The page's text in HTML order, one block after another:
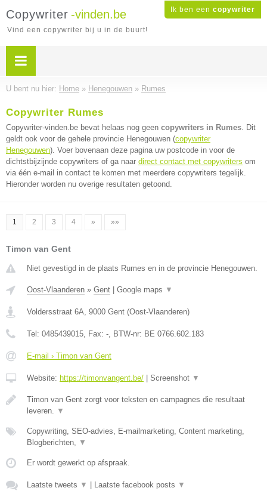
Ik ben een copywriter
Copywriter -vinden.be
Vind een copywriter bij u in de buurt!
U bent nu hier: Home » Henegouwen » Rumes
Copywriter Rumes
Copywriter-vinden.be bevat helaas nog geen copywriters in Rumes. Dit
geldt ook voor de gehele provincie Henegouwen (copywriter
Henegouwen). Voer bovenaan deze pagina uw postcode in voor de
dichtstbijzijnde copywriters of ga naar direct contact met copywriters om
via één e-mail in contact te komen met meerdere copywriters tegelijk.
Hieronder worden nu overige resultaten getoond.
1 2 3 4 » »»
Timon van Gent
Niet gevestigd in de plaats Rumes en in de provincie Henegouwen.
Oost-Vlaanderen » Gent Google maps ▼
Voldersstraat 6A, 9000 Gent (Oost-Vlaanderen)
Tel: 0485439015, Fax: -, BTW-nr: BE 0766.602.183
E-mail › Timon van Gent
Website: https://timonvangent.be/ Screenshot ▼
Timon van Gent zorgt voor teksten en campagnes die resultaat
leveren. ▼
Copywriting, SEO-advies, E-mailmarketing, Content marketing,
Blogberichten, ▼
Er wordt gewerkt op afspraak.
Laatste tweets ▼ Laatste facebook posts ▼